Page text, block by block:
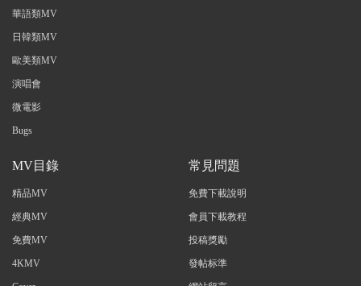
華語類MV
日韓類MV
歐美類MV
演唱會
微電影
Bugs
MV目錄
精品MV
經典MV
免費MV
4KMV
常見問題
免費下載說明
會員下載教程
投稿獎勵
發帖标準